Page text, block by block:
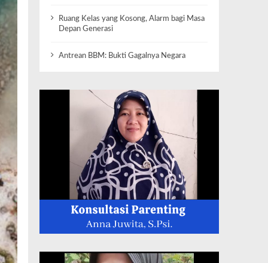
Ruang Kelas yang Kosong, Alarm bagi Masa
Depan Generasi
Antrean BBM: Bukti Gagalnya Negara